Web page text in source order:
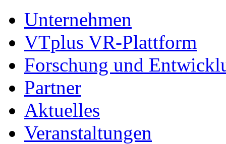
Unternehmen
VTplus VR-Plattform
Forschung und
Partner
Aktuelles
Veranstaltungen